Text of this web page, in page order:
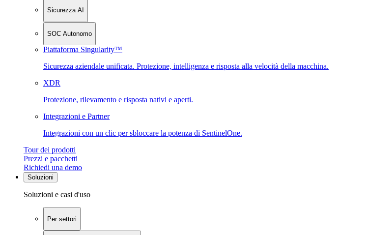
Sicurezza AI
SOC Autonomo
Piattaforma Singularity™
Sicurezza aziendale unificata. Protezione, intelligenza e risposta alla velocità della macchina.
XDR
Protezione, rilevamento e risposta nativi e aperti.
Integrazioni e Partner
Integrazioni con un clic per sbloccare la potenza di SentinelOne.
Tour dei prodotti
Prezzi e pacchetti
Richiedi una demo
Soluzioni
Soluzioni e casi d'uso
Per settori